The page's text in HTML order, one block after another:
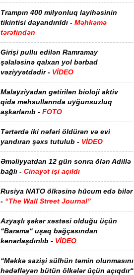
Trampın 400 milyonluq layihəsinin
tikintisi dayandırıldı - Məhkəmə
tərəfindən
Girişi pullu edilən Ramramay
şəlaləsinə qalxan yol bərbad
vəziyyətdədir - VİDEO
Malayziyadan gətirilən bioloji aktiv
qida məhsullarında uyğunsuzluq
aşkarlanıb - FOTO
Tərtərdə iki nəfəri öldürən və evi
yandıran şəxs tutulub - VİDEO
Əməliyyatdan 12 gün sonra ölən Adillə
bağlı - Cinayət işi açıldı
Rusiya NATO ölkəsinə hücum edə bilər
- “The Wall Street Journal”
Azyaşlı şəkər xəstəsi olduğu üçün
“Barama“ uşaq bağçasından
kənarlaşdırılıb - VİDEO
“Məkkə sazişi sülhün təmin olunmasını
hədəfləyən bütün ölkələr üçün açıqdır“